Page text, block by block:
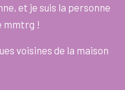
et je suis la personne
mmtrg !
voisines de la maison